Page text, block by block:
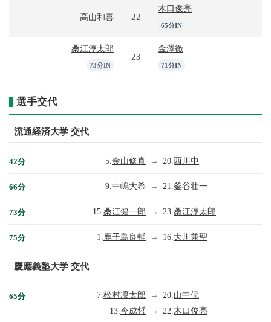
高山和喜 22
木口俊亮
65分IN
桑江淳太郎
73分IN
23
金澤徹
71分IN
選手交代
流通経済大学 交代
42分 5. 金山修真 → 20. 西川中
66分 9. 中嶋大希 → 21. 釜谷壮一
73分 15. 桑江健一郎 → 23. 桑江淳太郎
75分 1. 鹿子島良輔 → 16. 大川兼聖
慶應義塾大学 交代
65分 7. 松村凜太郎 → 20. 山中侃
13. 今成哲 → 22. 木口俊亮